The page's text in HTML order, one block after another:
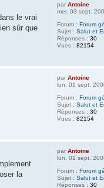
parAntoine
mer. 03 sept.
Forum :Forum
Sujet :Salut et
Réponses :30
Vues :82154
le vrai
sûr que
parAntoine
lun. 01 sept.
Forum :Forum
Sujet :Salut et
Réponses :30
Vues :82154
parAntoine
lun. 01 sept.
Forum :Forum
Sujet :Salut et
Réponses :30
la